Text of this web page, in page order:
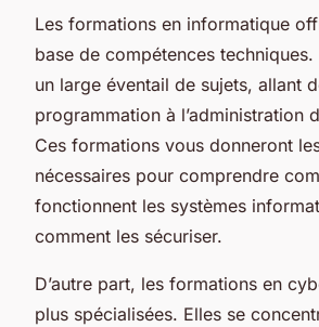
Les formations en informatique
base de compétences
un large éventail de sujets, allant
programmation à l’administration
Ces formations vous donneront
nécessaires pour comprendre
fonctionnent les systèmes
comment les sécuriser.
D’autre part, les formations en
plus spécialisées. Elles se